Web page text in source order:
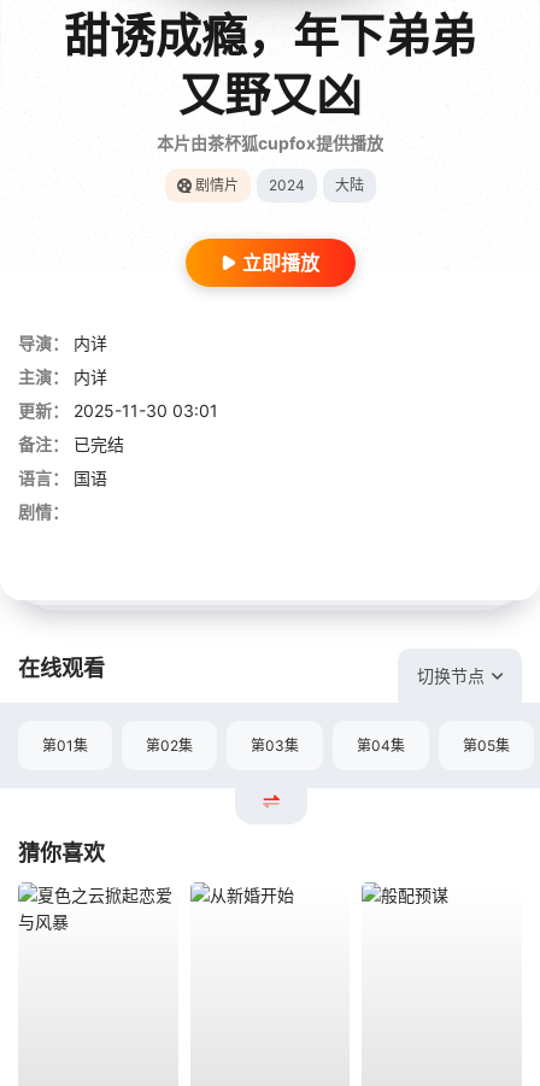
甜诱成瘾，年下弟弟
又野又凶
本片由茶杯狐cupfox提供播放
剧情片 2024 大陆
立即播放
导演：
内详
主演：
内详
更新：
2025-11-30 03:01
备注：
已完结
语言：
国语
剧情：
在线观看 切换节点
第01集 第02集 第03集 第04集 第05集
猜你喜欢